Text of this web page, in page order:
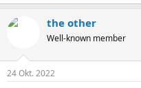
the other
Well-known member
24 Okt. 2022